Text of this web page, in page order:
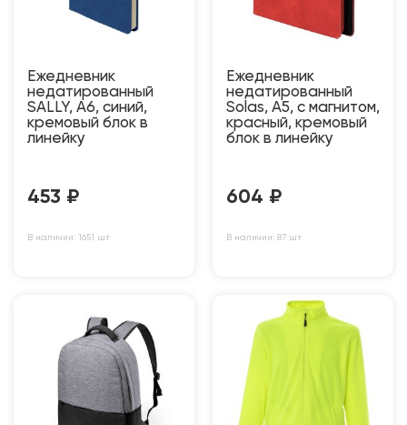
Ежедневник
недатированный
SALLY, A6, синий,
кремовый блок в
линейку
453 ₽
В наличии: 1651 шт
Ежедневник
недатированный
Solas, А5, с магнитом,
красный, кремовый
блок в линейку
604 ₽
В наличии: 87 шт